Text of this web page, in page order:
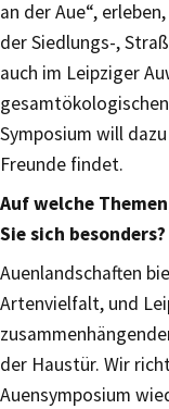
an der Aue“,
der Siedlungs-,
auch im Leipziger
Symposium will
Freunde findet.
Auf welche
Sie sich besonders?
Auenlandschaften
Artenvielfalt, und
der Haustür. Wir
Auensymposium